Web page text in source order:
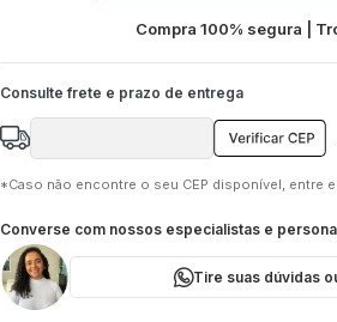
Compra 100% segura |
*Caso não encontre o seu CEP disponível, entre
Converse com nossos especialistas e
Tire suas dúvidas